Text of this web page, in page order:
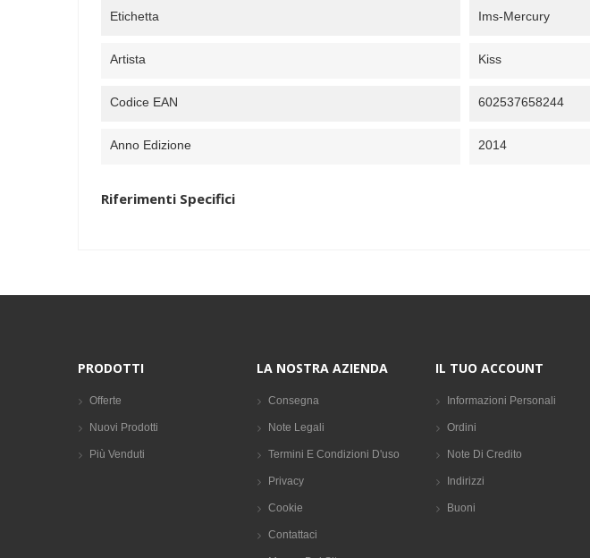
Etichetta Ims-Mercury
Artista Kiss
Codice EAN 602537658244
Anno Edizione 2014
Riferimenti Specifici
PRODOTTI
Offerte
Nuovi Prodotti
Più Venduti
LA NOSTRA AZIENDA
Consegna
Note Legali
Termini E Condizioni D'uso
Privacy
Cookie
Contattaci
IL TUO ACCOUNT
Informazioni Personali
Ordini
Note Di Credito
Indirizzi
Buoni